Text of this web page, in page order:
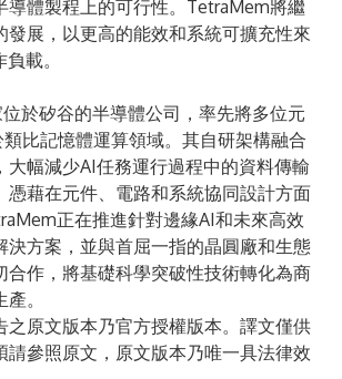
導體製程上的可行性。TetraMem將繼
發展，以更高的能效和系統可擴充性來
載。
於矽谷的半導體公司，率先將多位元
比記憶體運算領域。其自研架構融合
大幅減少AI任務運行過程中的資料傳輸
憑藉在元件、電路和系統協同設計方面
正在推進針對邊緣AI和未來高效
決方案，並與首屈一指的晶圓廠和生態
合作，將基礎科學突破性技術轉化為商
。
之原文版本乃官方授權版本。譯文僅供
請參照原文，原文版本乃唯一具法律效